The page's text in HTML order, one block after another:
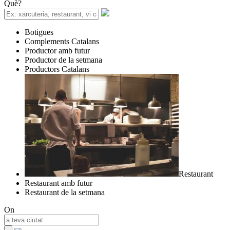
Què?
Botigues
Complements Catalans
Productor amb futur
Productor de la setmana
Productors Catalans
Restaurant
Restaurant amb futur
Restaurant de la setmana
On